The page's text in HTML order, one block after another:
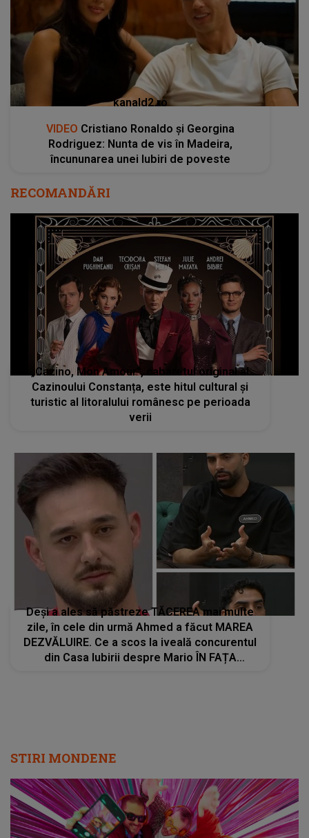
kanald2.ro
VIDEO Cristiano Ronaldo și Georgina
Rodriguez: Nunta de vis în Madeira,
încununarea unei Iubiri de poveste
RECOMANDĂRI
„Cazino, Mon Amour”, cabaretul original al
Cazinoului Constanța, este hitul cultural și
turistic al litoralului românesc pe perioada
verii
Deși a ales să păstreze TĂCEREA mai multe
zile, în cele din urmă Ahmed a făcut MAREA
DEZVĂLUIRE. Ce a scos la iveală concurentul
din Casa Iubirii despre Mario ÎN FAȚA
STIRI MONDENE